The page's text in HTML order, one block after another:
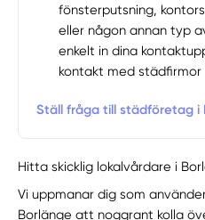
fönsterputsning,
eller någon annan typ
enkelt in dina
kontakt med
Ställ fråga till städföretag i
Hitta skicklig lokalvårdare i
Vi uppmanar dig som
Borlänge att noggrant kolla